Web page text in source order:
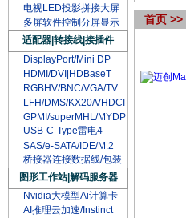
电视LED投影拼接大屏
多屏软件控制分屏显示
适配器|转接线|接插件
DisplayPort/Mini DP
HDMI/DVI|HDBaseT
RGBHV/BNC/VGA/TV
LFH/DMS/KX20/VHDCI
GPMI/superMHL/MYDP
USB-C-Type雷电4
SAS/e-SATA/IDE/M.2
桥接器连接数据线/包装
图形工作站|解码服务器
Nvidia大模型Ai计算卡
AI推理云加速/Instinct
首页 >>